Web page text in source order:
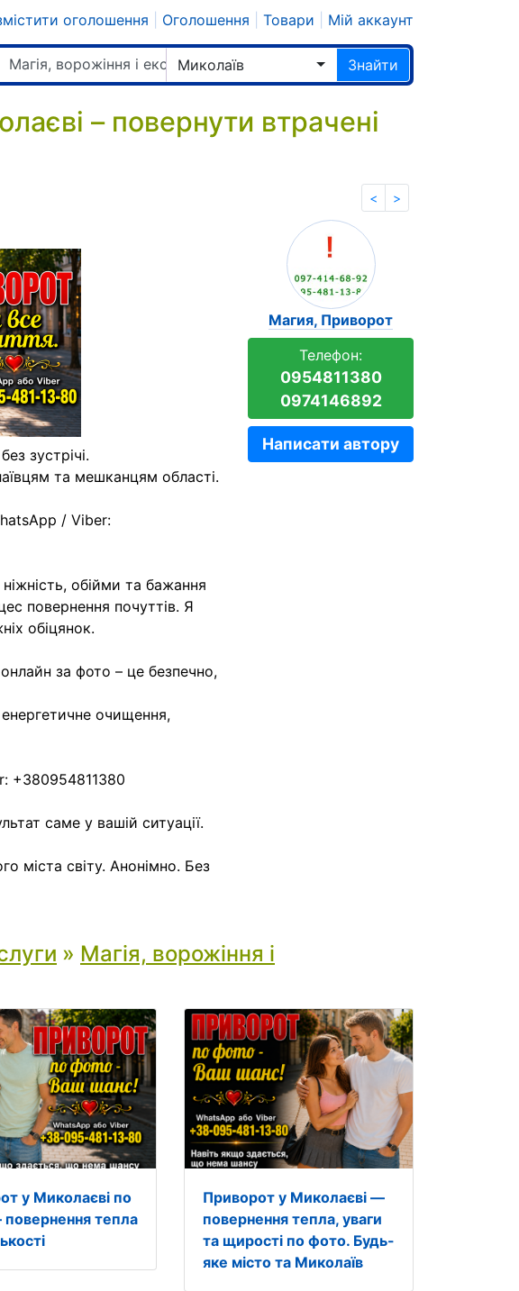
оголошення Оголошення Товари Мій аккаунт
Магія, ворожіння і екстрасенси
Миколаїв Знайти
– повернути втрачені
< >
зустрічі.
та мешканцям області.
/ Viber:
обійми та бажання
повернення почуттів. Я
обіцянок.
за фото – це безпечно,
очищення,
+380954811380
саме у вашій ситуації.
міста світу. Анонімно. Без
Магия, Приворот
Телефон:
0954811380
0974146892
Написати автору
» Магія, ворожіння і
у Миколаєві по
тепла
Приворот у Миколаєві —
повернення тепла, уваги
та щирості по фото. Будь-
яке місто та Миколаїв